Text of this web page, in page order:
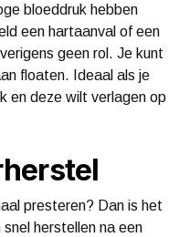
bloeddruk hebben
een hartaanval of een
geen rol. Je kunt
floaten. Ideaal als je
en deze wilt verlagen op
presteren? Dan is het
herstellen na een